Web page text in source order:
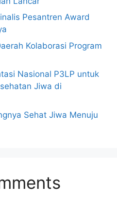
Pesantren Award
Kolaborasi Program
Nasional P3LP untuk
Jiwa di
Sehat Jiwa Menuju